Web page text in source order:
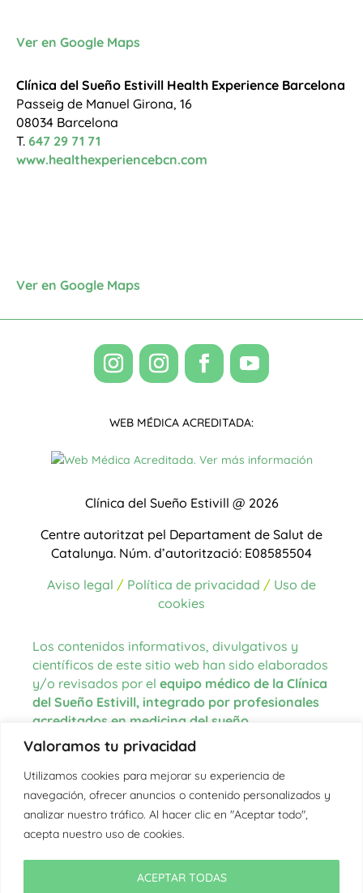
Valoramos tu privacidad
Utilizamos cookies para mejorar su experiencia de
navegación, ofrecer anuncios o contenido personalizados y
analizar nuestro tráfico. Al hacer clic en "Aceptar todo",
acepta nuestro uso de cookies.
ACEPTAR TODAS
Ver en Google Maps
Clínica del Sueño Estivill Health Experience Barcelona
Passeig de Manuel Girona, 16
08034 Barcelona
T. 647 29 71 71
www.healthexperiencebcn.com
Ver en Google Maps
WEB MÉDICA ACREDITADA:
Clínica del Sueño Estivill @ 2026
Centre autoritzat pel Departament de Salut de
Catalunya. Núm. d’autorització: E08585504
Aviso legal / Política de privacidad / Uso de
cookies
Los contenidos informativos, divulgativos y
científicos de este sitio web han sido elaborados
y/o revisados por el equipo médico de la Clínica
del Sueño Estivill, integrado por profesionales
acreditados en medicina del sueño
Las fuentes de información utilizadas para la
redacción de los contenidos proceden de
literatura científica actualizada, guías clínicas
internacionales, organismos oficiales en el
ámbito de la salud y la medicina del sueño, así
como de la experiencia clínica del equipo.
En aquellos textos donde se citan fuentes
externas, estas se encuentran debidamente